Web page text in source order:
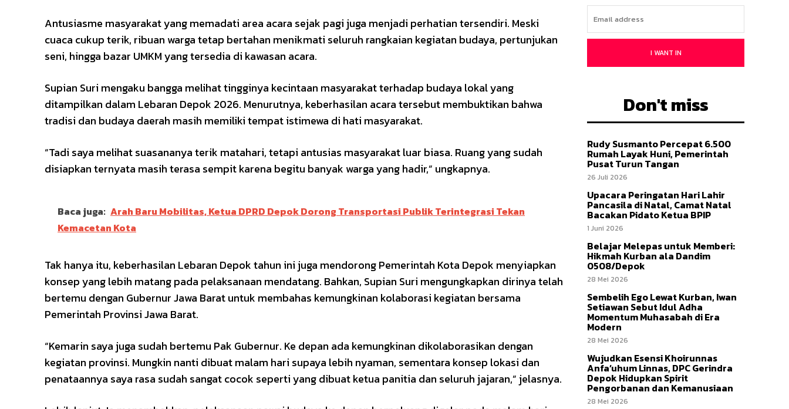
Antusiasme masyarakat yang memadati area acara sejak pagi juga menjadi perhatian tersendiri. Meski
cuaca cukup terik, ribuan warga tetap bertahan menikmati seluruh rangkaian kegiatan budaya, pertunjukan
seni, hingga bazar UMKM yang tersedia di kawasan acara.
Supian Suri mengaku bangga melihat tingginya kecintaan masyarakat terhadap budaya lokal yang
ditampilkan dalam Lebaran Depok 2026. Menurutnya, keberhasilan acara tersebut membuktikan bahwa
tradisi dan budaya daerah masih memiliki tempat istimewa di hati masyarakat.
“Tadi saya melihat suasananya terik matahari, tetapi antusias masyarakat luar biasa. Ruang yang sudah
disiapkan ternyata masih terasa sempit karena begitu banyak warga yang hadir,” ungkapnya.
Baca juga: Arah Baru Mobilitas, Ketua DPRD Depok Dorong Transportasi Publik Terintegrasi Tekan
Kemacetan Kota
Tak hanya itu, keberhasilan Lebaran Depok tahun ini juga mendorong Pemerintah Kota Depok menyiapkan
konsep yang lebih matang pada pelaksanaan mendatang. Bahkan, Supian Suri mengungkapkan dirinya telah
bertemu dengan Gubernur Jawa Barat untuk membahas kemungkinan kolaborasi kegiatan bersama
Pemerintah Provinsi Jawa Barat.
“Kemarin saya juga sudah bertemu Pak Gubernur. Ke depan ada kemungkinan dikolaborasikan dengan
kegiatan provinsi. Mungkin nanti dibuat malam hari supaya lebih nyaman, sementara konsep lokasi dan
penataannya saya rasa sudah sangat cocok seperti yang dibuat ketua panitia dan seluruh jajaran,” jelasnya.
I WANT IN
Don't miss
Rudy Susmanto Percepat 6.500
Rumah Layak Huni, Pemerintah
Pusat Turun Tangan
26 Juli 2026
Upacara Peringatan Hari Lahir
Pancasila di Natal, Camat Natal
Bacakan Pidato Ketua BPIP
1 Juni 2026
Belajar Melepas untuk Memberi:
Hikmah Kurban ala Dandim
0508/Depok
28 Mei 2026
Sembelih Ego Lewat Kurban, Iwan
Setiawan Sebut Idul Adha
Momentum Muhasabah di Era
Modern
28 Mei 2026
Wujudkan Esensi Khoirunnas
Anfa’uhum Linnas, DPC Gerindra
Depok Hidupkan Spirit
Pengorbanan dan Kemanusiaan
28 Mei 2026